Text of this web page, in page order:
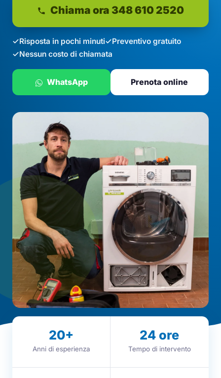
Chiama ora 348 610 2520
Risposta in pochi minuti
Preventivo gratuito
Nessun costo di chiamata
WhatsApp Prenota online
20+
Anni di esperienza
24 ore
Tempo di intervento